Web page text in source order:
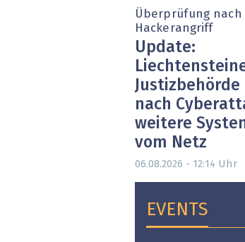
Überprüfung nach
Hackerangriff
Update:
nach
weitere
vom Netz
06.08.2026 - 12:14 Uhr
EVENTS